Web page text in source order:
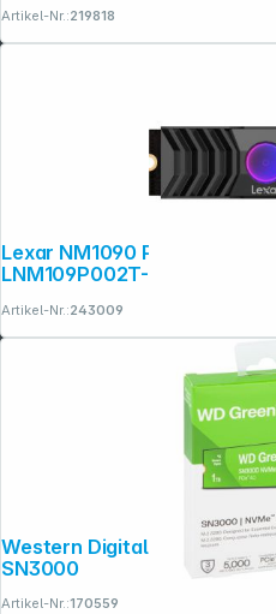
Artikel-Nr.:219818
Lexar NM1090 PRO Gen5x4 NVMe 2TB
LNM109P002T-RNNNG
Artikel-Nr.:243009
Western Digital Green SSD 1TB M.2 2280 PCI 4.0
SN3000
Artikel-Nr.:170559